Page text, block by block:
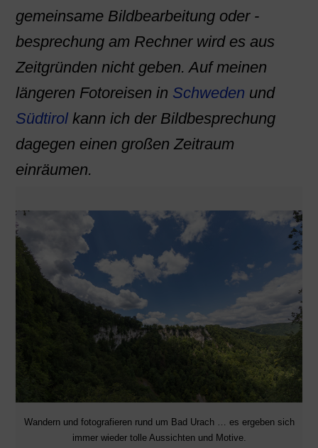
gemeinsame Bildbearbeitung oder -
besprechung am Rechner wird es aus
Zeitgründen nicht geben. Auf meinen
längeren Fotoreisen in Schweden und
Südtirolkann ich der Bildbesprechung
dagegen einen großen Zeitraum
einräumen.
Wandern und fotografieren rund um Bad Urach … es ergeben sich
immer wieder tolle Aussichten und Motive.